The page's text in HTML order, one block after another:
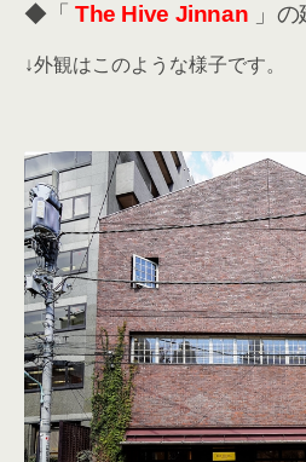
◆「 The Hive Jinnan 」
↓外観はこのような様子です。